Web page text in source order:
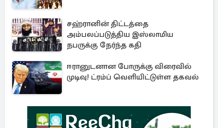
சஹ்ரானின் திட்டத்தை
அம்பலப்படுத்திய இஸ்லாமிய
நபருக்கு நேர்ந்த கதி
ஈரானுடனான போருக்கு விரைவில்
முடிவு! ட்ரம்ப் வெளியிட்டுள்ள தகவல்